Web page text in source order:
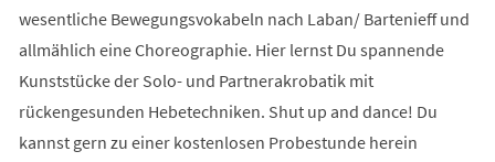
wesentliche Bewegungsvokabeln nach Laban/ Bartenieff und
allmählich eine Choreographie. Hier lernst Du spannende
Kunststücke der Solo- und Partnerakrobatik mit
rückengesunden Hebetechniken. Shut up and dance! Du
kannst gern zu einer kostenlosen Probestunde herein